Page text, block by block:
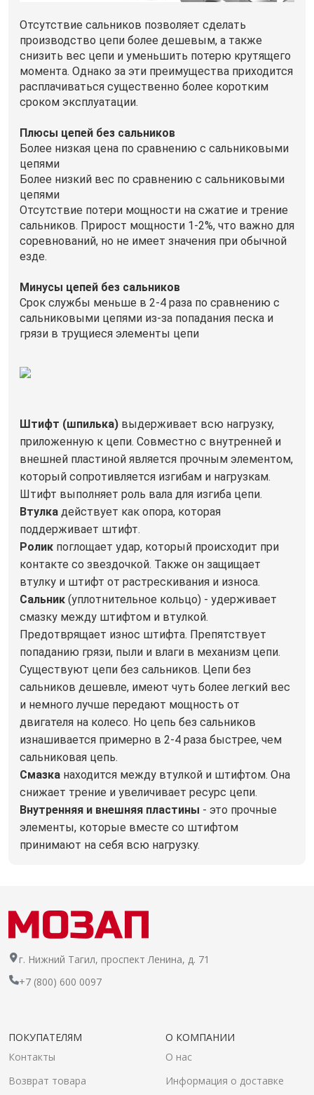
Отсутствие сальников позволяет сделать
производство цепи более дешевым, а также
снизить вес цепи и уменьшить потерю крутящего
момента. Однако за эти преимущества приходится
расплачиваться существенно более коротким
сроком эксплуатации.
Плюсы цепей без сальников
Более низкая цена по сравнению с сальниковыми
цепями
Более низкий вес по сравнению с сальниковыми
цепями
Отсутствие потери мощности на сжатие и трение
сальников. Прирост мощности 1-2%, что важно для
соревнований, но не имеет значения при обычной
езде.
Минусы цепей без сальников
Срок службы меньше в 2-4 раза по сравнению с
сальниковыми цепями из-за попадания песка и
грязи в трущиеся элементы цепи
Штифт (шпилька) выдерживает всю нагрузку,
приложенную к цепи. Совместно с внутренней и
внешней пластиной является прочным элементом,
который сопротивляется изгибам и нагрузкам.
Штифт выполняет роль вала для изгиба цепи.
Втулка действует как опора, которая
поддерживает штифт.
Ролик поглощает удар, который происходит при
контакте со звездочкой. Также он защищает
втулку и штифт от растрескивания и износа.
Сальник (уплотнительное кольцо) - удерживает
смазку между штифтом и втулкой.
Предотврящает износ штифта. Препятствует
попаданию грязи, пыли и влаги в механизм цепи.
Существуют цепи без сальников. Цепи без
сальников дешевле, имеют чуть более легкий вес
и немного лучше передают мощность от
двигателя на колесо. Но цепь без сальников
изнашивается примерно в 2-4 раза быстрее, чем
сальниковая цепь.
Смазка находится между втулкой и штифтом. Она
снижает трение и увеличивает ресурс цепи.
Внутренняя и внешняя пластины - это прочные
элементы, которые вместе со штифтом
принимают на себя всю нагрузку.
г. Нижний Тагил, проспект Ленина, д. 71
+7 (800) 600 0097
ПОКУПАТЕЛЯМ
Контакты
Возврат товара
О КОМПАНИИ
О нас
Информация о доставке